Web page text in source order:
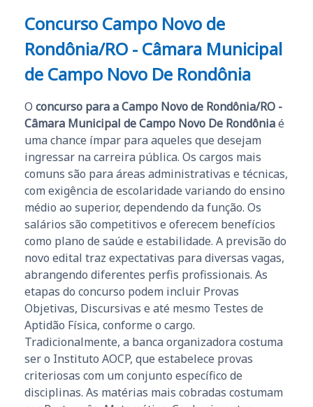
Concurso Campo Novo de
Rondônia/RO - Câmara Municipal
de Campo Novo De Rondônia
O concurso para a Campo Novo de Rondônia/RO -
Câmara Municipal de Campo Novo De Rondôniaé
uma chance ímpar para aqueles que desejam
ingressar na carreira pública. Os cargos mais
comuns são para áreas administrativas e técnicas,
com exigência de escolaridade variando do ensino
médio ao superior, dependendo da função. Os
salários são competitivos e oferecem benefícios
como plano de saúde e estabilidade. A previsão do
novo edital traz expectativas para diversas vagas,
abrangendo diferentes perfis profissionais. As
etapas do concurso podem incluir Provas
Objetivas, Discursivas e até mesmo Testes de
Aptidão Física, conforme o cargo.
Tradicionalmente, a banca organizadora costuma
ser o Instituto AOCP, que estabelece provas
criteriosas com um conjunto específico de
disciplinas. As matérias mais cobradas costumam